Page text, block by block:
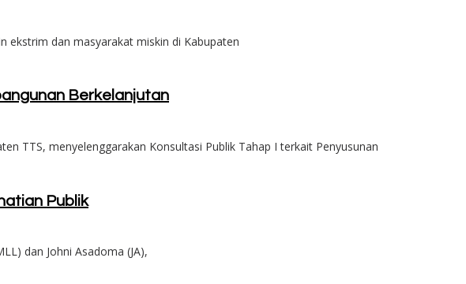
ekstrim dan masyarakat miskin di Kabupaten
Berkelanjutan
TTS, menyelenggarakan Konsultasi Publik Tahap I terkait Penyusunan
Publik
dan Johni Asadoma (JA),